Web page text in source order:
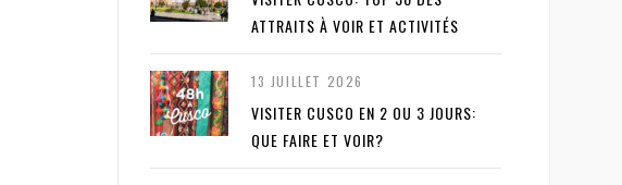
ATTRAITS À VOIR ET ACTIVITÉS
13 JUILLET 2026
VISITER CUSCO EN 2 OU 3 JOURS:
QUE FAIRE ET VOIR?